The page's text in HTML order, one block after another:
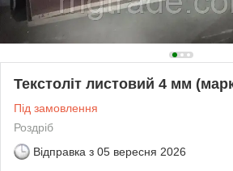
Текстоліт листовий 4 мм
Під замовлення
Роздріб
Відправка з 05 вересня 2026